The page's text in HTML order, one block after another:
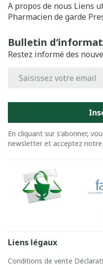
A propos de nous Liens
Pharmacien de garde
Bulletin
Restez informé des
En cliquant sur s'abonner,
newsletter et acceptez notre
Liens légaux
Conditions de vente